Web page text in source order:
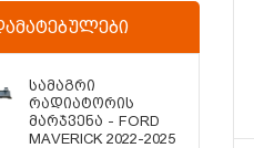
Სამაგრი
Რადიატორის
Მარჯვენა - FORD
MAVERICK 2022-2025